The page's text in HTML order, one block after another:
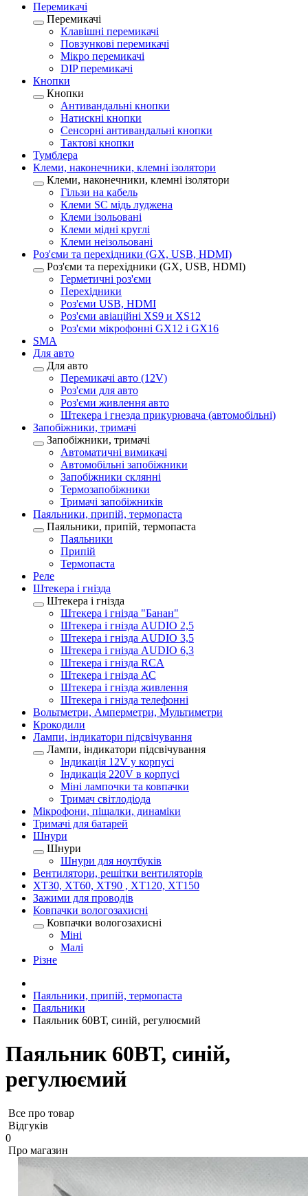
Перемикачі
Перемикачі
Клавішні перемикачі
Повзункові перемикачі
Мікро перемикачі
DIP перемикачі
Кнопки
Кнопки
Антивандальні кнопки
Натискні кнопки
Сенсорні антивандальні кнопки
Тактові кнопки
Тумблера
Клеми, наконечники, клемні ізолятори
Клеми, наконечники, клемні ізолятори
Гільзи на кабель
Клеми SC мідь луджена
Клеми ізольовані
Клеми мідні круглі
Клеми неізольовані
Роз'єми та перехідники (GX, USB, HDMI)
Роз'єми та перехідники (GX, USB, HDMI)
Герметичні роз'єми
Перехідники
Роз'єми USB, HDMI
Роз'єми авіаційні XS9 и XS12
Роз'єми мікрофонні GX12 і GX16
SMA
Для авто
Для авто
Перемикачі авто (12V)
Роз'єми для авто
Роз'єми живлення авто
Штекера і гнезда прикурювача (автомобільні)
Запобіжники, тримачі
Запобіжники, тримачі
Автоматичні вимикачі
Автомобільні запобіжники
Запобіжники склянні
Термозапобіжники
Тримачі запобіжників
Паяльники, припій, термопаста
Паяльники, припій, термопаста
Паяльники
Припій
Термопаста
Реле
Штекера і гнізда
Штекера і гнізда
Штекера і гнізда "Банан"
Штекера і гнізда AUDIO 2,5
Штекера і гнізда AUDIO 3,5
Штекера і гнізда AUDIO 6,3
Штекера і гнізда RCA
Штекера і гнізда АС
Штекера і гнізда живлення
Штекера і гнізда телефонні
Вольтметри, Амперметри, Мультиметри
Крокодили
Лампи, індикатори підсвічування
Лампи, індикатори підсвічування
Індикація 12V у корпусі
Індикація 220V в корпусі
Міні лампочки та ковпачки
Тримач світлодіода
Мікрофони, піщалки, динаміки
Тримачі для батарей
Шнури
Шнури
Шнури для ноутбуків
Вентилятори, решітки вентиляторів
XT30, XT60, XT90 , XT120, XT150
Зажими для проводів
Ковпачки вологозахисні
Ковпачки вологозахисні
Міні
Малі
Різне
Паяльники, припій, термопаста
Паяльники
Паяльник 60ВТ, синій, регулюємий
Паяльник 60ВТ, синій,
регулюємий
Все про товар
Відгуків
0
Про магазин